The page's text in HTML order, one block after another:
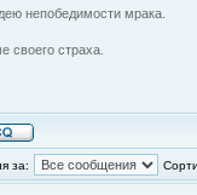
непобедимости мрака.
своего страха.
за: